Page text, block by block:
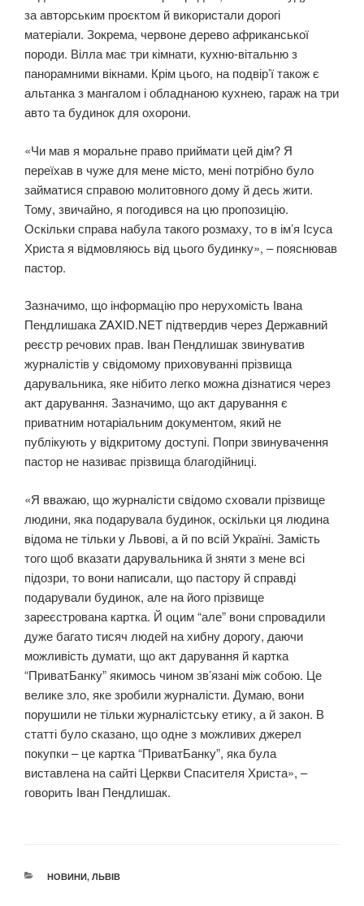
за авторським проєктом й використали дорогі
матеріали. Зокрема, червоне дерево африканської
породи. Вілла має три кімнати, кухню-вітальню з
панорамними вікнами. Крім цього, на подвір’ї також є
альтанка з мангалом і обладнаною кухнею, гараж на три
авто та будинок для охорони.
«Чи мав я моральне право приймати цей дім? Я
переїхав в чуже для мене місто, мені потрібно було
займатися справою молитовного дому й десь жити.
Тому, звичайно, я погодився на цю пропозицію.
Оскільки справа набула такого розмаху, то в ім’я Ісуса
Христа я відмовляюсь від цього будинку», – пояснював
пастор.
Зазначимо, що інформацію про нерухомість Івана
Пендлишака ZAXID.NET підтвердив через Державний
реєстр речових прав. Іван Пендлишак звинуватив
журналістів у свідомому приховуванні прізвища
дарувальника, яке нібито легко можна дізнатися через
акт дарування. Зазначимо, що акт дарування є
приватним нотаріальним документом, який не
публікують у відкритому доступі. Попри звинувачення
пастор не називає прізвища благодійниці.
«Я вважаю, що журналісти свідомо сховали прізвище
людини, яка подарувала будинок, оскільки ця людина
відома не тільки у Львові, а й по всій Україні. Замість
того щоб вказати дарувальника й зняти з мене всі
підозри, то вони написали, що пастору й справді
подарували будинок, але на його прізвище
зареєстрована картка. Й оцим “але” вони спровадили
дуже багато тисяч людей на хибну дорогу, даючи
можливість думати, що акт дарування й картка
“ПриватБанку” якимось чином зв’язані між собою. Це
велике зло, яке зробили журналісти. Думаю, вони
порушили не тільки журналістську етику, а й закон. В
статті було сказано, що одне з можливих джерел
покупки – це картка “ПриватБанку”, яка була
виставлена на сайті Церкви Спасителя Христа», –
говорить Іван Пендлишак.
КАТЕГОРІЇ
НОВИНИ, ЛЬВІВ